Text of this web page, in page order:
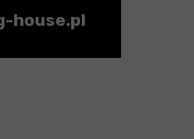
house.pl